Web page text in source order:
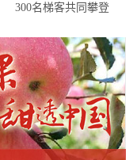
300名梯客共同攀登
级精英赛顺德海骏达中
心站欢乐开跑